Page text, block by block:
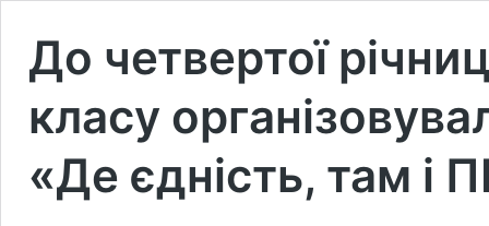
До четвертої
класу
«Де єдність, там і